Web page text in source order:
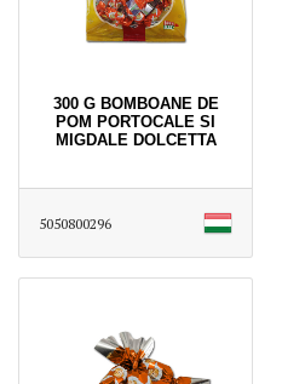
300 G BOMBOANE DE
POM PORTOCALE SI
MIGDALE DOLCETTA
5050800296